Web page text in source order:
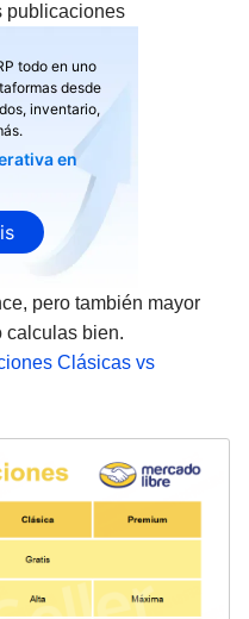
publicaciones
todo en uno
desde
inventario,
en
pero también mayor
calculas bien.
Clásicas vs